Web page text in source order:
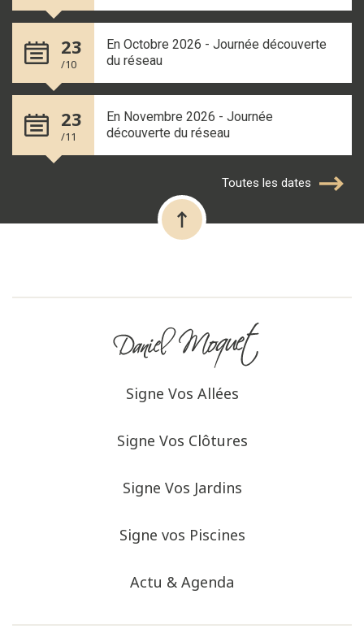
23
/10
En Octobre 2026 - Journée découverte
du réseau
23
/11
En Novembre 2026 - Journée
découverte du réseau
Toutes les dates
Signe Vos Allées
Signe Vos Clôtures
Signe Vos Jardins
Signe vos Piscines
Actu & Agenda